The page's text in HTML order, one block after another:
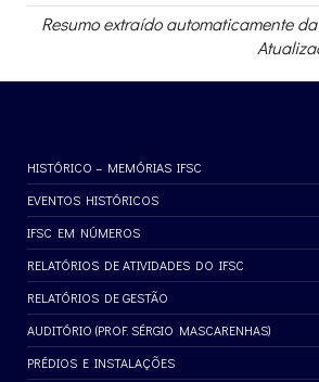
Resumo extraído automaticamente
HISTÓRICO – MEMÓRIAS IFSC
EVENTOS HISTÓRICOS
IFSC EM NÚMEROS
RELATÓRIOS DE ATIVIDADES DO IFSC
RELATÓRIOS DE GESTÃO
AUDITÓRIO (PROF. SÉRGIO MASCARENHAS)
PRÉDIOS E INSTALAÇÕES